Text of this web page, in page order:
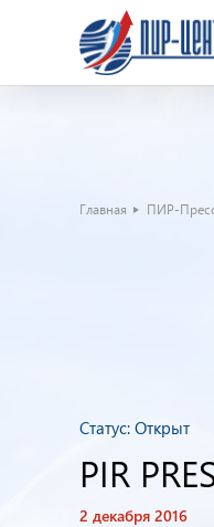
Главная ПИР-
Статус: Открыт
PIR
2 декабря 2016